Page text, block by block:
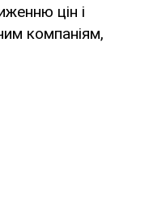
цін і
компаніям,